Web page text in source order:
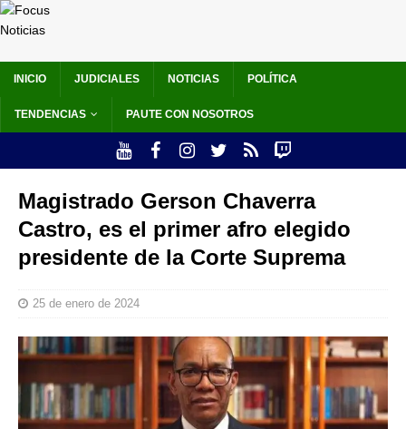
INICIO JUDICIALES NOTICIAS POLÍTICA
TENDENCIAS PAUTE CON NOSOTROS
Magistrado Gerson Chaverra
Castro, es el primer afro elegido
presidente de la Corte Suprema
25 de enero de 2024